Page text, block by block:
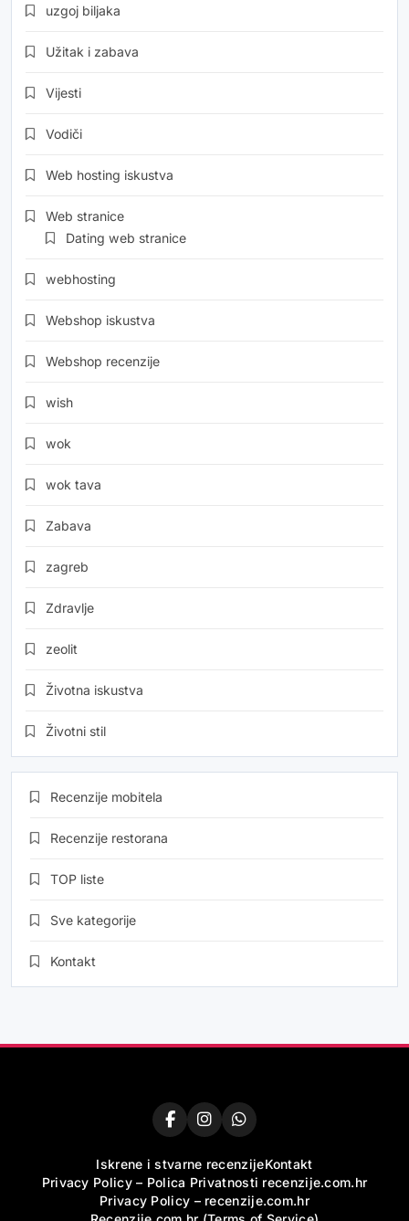
uzgoj biljaka
Užitak i zabava
Vijesti
Vodiči
Web hosting iskustva
Web stranice
Dating web stranice
webhosting
Webshop iskustva
Webshop recenzije
wish
wok
wok tava
Zabava
zagreb
Zdravlje
zeolit
Životna iskustva
Životni stil
Recenzije mobitela
Recenzije restorana
TOP liste
Sve kategorije
Kontakt
Iskrene i stvarne recenzijeKontakt
Privacy Policy – Polica Privatnosti recenzije.com.hr
Privacy Policy – recenzije.com.hr